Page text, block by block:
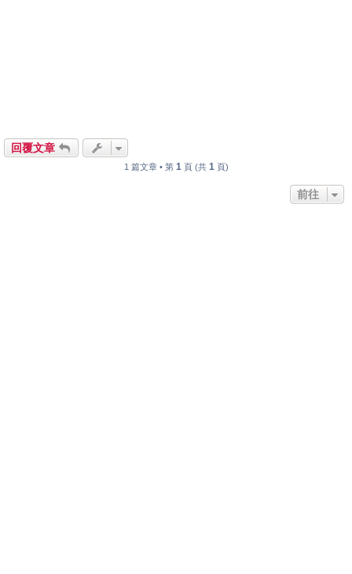
回覆文章
1 篇文章 • 第 1 頁 (共 1 頁)
前往